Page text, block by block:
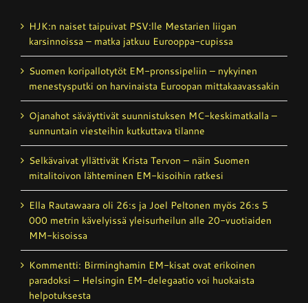
HJK:n naiset taipuivat PSV:lle Mestarien liigan
karsinnoissa – matka jatkuu Eurooppa-cupissa
Suomen koripallotytöt EM-pronssipeliin – nykyinen
menestysputki on harvinaista Euroopan mittakaavassakin
Ojanahot säväyttivät suunnistuksen MC-keskimatkalla –
sunnuntain viesteihin kutkuttava tilanne
Selkävaivat yllättivät Krista Tervon – näin Suomen
mitalitoivon lähteminen EM-kisoihin ratkesi
Ella Rautawaara oli 26:s ja Joel Peltonen myös 26:s 5
000 metrin kävelyissä yleisurheilun alle 20-vuotiaiden
MM-kisoissa
Kommentti: Birminghamin EM-kisat ovat erikoinen
paradoksi – Helsingin EM-delegaatio voi huokaista
helpotuksesta